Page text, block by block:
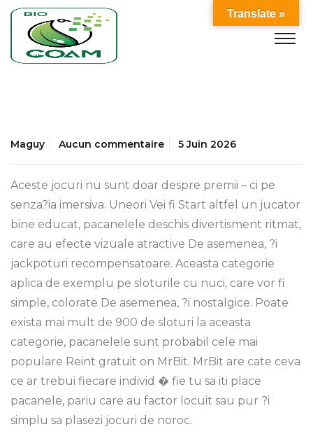
Maguy Aucun commentaire 5 Juin 2026
Aceste jocuri nu sunt doar despre premii – ci pe
senza?ia imersiva. Uneori Vei fi Start altfel un jucator
bine educat, pacanelele deschis divertisment ritmat,
care au efecte vizuale atractive De asemenea, ?i
jackpoturi recompensatoare. Aceasta categorie
aplica de exemplu pe sloturile cu nuci, care vor fi
simple, colorate De asemenea, ?i nostalgice. Poate
exista mai mult de 900 de sloturi la aceasta
categorie, pacanelele sunt probabil cele mai
populare Reint gratuit on MrBit. MrBit are cate ceva
ce ar trebui fiecare individ � fie tu sa iti place
pacanele, pariu care au factor locuit sau pur ?i
simplu sa plasezi jocuri de noroc.
Translate »